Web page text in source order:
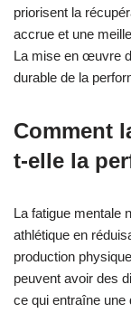
priorisent la
accrue et une
La mise en œuvre
durable de la
Comment
t-elle la
La fatigue mentale
athlétique en
production
peuvent avoir des
ce qui entraîne une